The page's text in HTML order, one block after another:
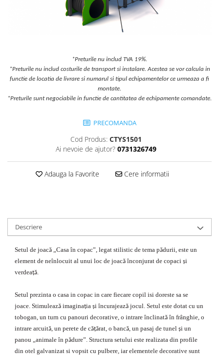
Echipamente de catarat
Echipamente persoane cu
dizabilitati
Echipament muzical
Animale din cauciuc
Fotbal si Handbal
Tenis si Volei
Echipamente fitness
Mese de jocuri
MOBILIER URBAN
Panouri pentru informare/Marcaje
Foisoare si pergole
Rastel Biciclete
Banci
*Preturile nu includ TVA 19%.
*Preturile nu includ costurile de transport si instalare. Acestea se vor calcula in
functie de locatia de livrare si numarul si tipul echipamentelor ce urmeaza a fi
montate.
*Preturile sunt negociabile in functie de cantitatea de echipamente comandate.
PRECOMANDA
Cod Produs: CTYS1501
Ai nevoie de ajutor? 0731326749
Adauga la Favorite Cere informatii
Descriere
Setul de joacă „Casa în copac”, legat stilistic de tema pădurii, este un
element de neînlocuit al unui loc de joacă înconjurat de copaci și
verdeață
Setul prezinta o casa in copac in care fiecare copil isi doreste sa se
joace. Stimulează imaginația și încurajează jocul. Setul este dotat cu un
tobogan, un turn cu panouri decorative, o intrare înclinată în frânghie, o
intrare arcuită , un perete de cățărat, o bancă , un pasaj de tunel și un
panou „animale în pădure”. Structura setului este realizata din profile
din otel galvanizat si vopsit cu pulbere, iar elementele decorative sunt